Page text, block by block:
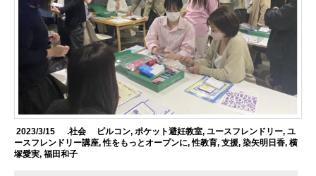
2023/3/15 .社会 ピルコン, ポケット避妊教室, ユースフレンドリー, ユ
ースフレンドリー講座,性をもっとオープンに,性教育,支援,染矢明日香,横
塚愛実,福田和子